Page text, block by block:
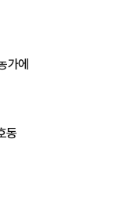
가에
동